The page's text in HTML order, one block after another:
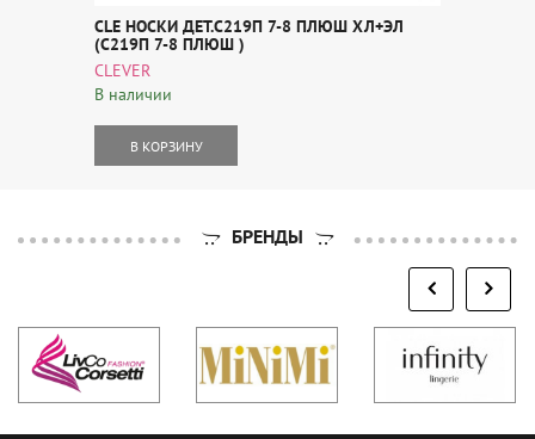
CLE НОСКИ ДЕТ.С219П 7-8 ПЛЮШ ХЛ+ЭЛ
(С219П 7-8 ПЛЮШ )
CLEVER
В наличии
В КОРЗИНУ
БРЕНДЫ